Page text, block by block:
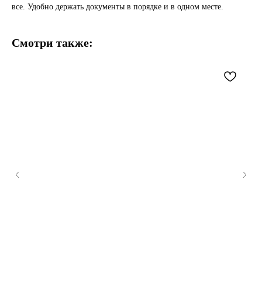
все. Удобно держать документы в порядке и в одном месте.
Смотри также: